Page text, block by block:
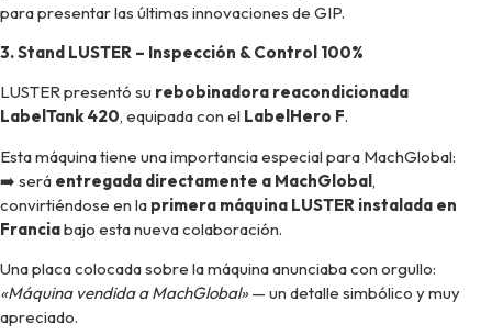
para presentar las últimas innovaciones de GIP.
3. Stand LUSTER – Inspección & Control 100%
LUSTER presentó su rebobinadora reacondicionada
LabelTank 420, equipada con el LabelHero F.
Esta máquina tiene una importancia especial para MachGlobal:
➡️ será entregada directamente a MachGlobal,
convirtiéndose en la primera máquina LUSTER instalada en
Franciabajo esta nueva colaboración.
Una placa colocada sobre la máquina anunciaba con orgullo:
«Máquina vendida a MachGlobal» — un detalle simbólico y muy
apreciado.